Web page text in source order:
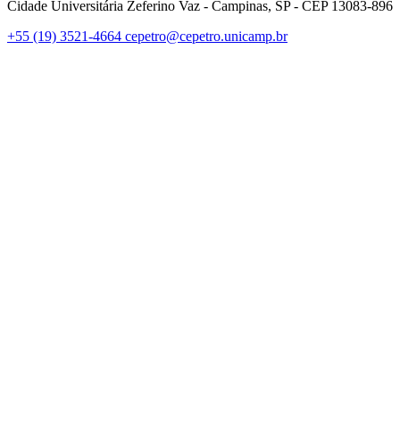
Cidade Universitária Zeferino Vaz - Campinas, SP - CEP 13083-896
+55 (19) 3521-4664 cepetro@cepetro.unicamp.br